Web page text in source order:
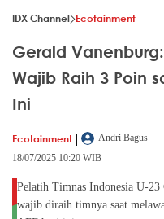
IDX Channel Ecotainment
Gerald
Wajib Raih 3 Poin
Ini
Ecotainment |
Andri Bagus
18/07/2025 10:20 WIB
Pelatih Timnas Indonesia U-23
wajib diraih timnya saat